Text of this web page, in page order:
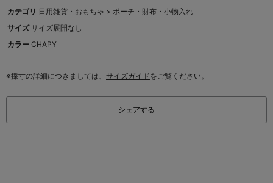
カテゴリ 日用雑貨・おもちゃ > ポーチ・財布・小物入れ
サイズ サイズ展開なし
カラー CHAPY
※採寸の詳細につきましては、 サイズガイドをご覧ください。
シェアする